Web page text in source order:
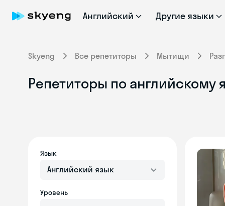
Английский Другие языки
Skyeng Все репетиторы Мытищи
Репетиторы по
Язык
Английский язык
Уровень